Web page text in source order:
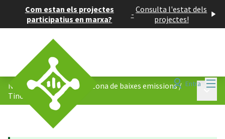
Com estan els projectes
participatius en marxa?
- Consulta l'estat dels
projectes!
Entra
Nova ordenança de la la Zona de baixes emissions/
Tinc una proposta!